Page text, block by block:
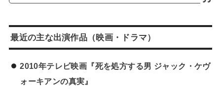
最近の主な出演作品（映画・ドラマ）
2010年テレビ映画『死を処方する男 ジャック・ケヴ
ォーキアンの真実』